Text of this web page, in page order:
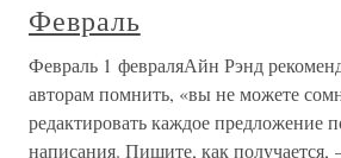
Февраль
Февраль 1 февраляАйн Рэнд
авторам помнить, «вы не можете
редактировать каждое предложение
написания. Пишите, как получается,